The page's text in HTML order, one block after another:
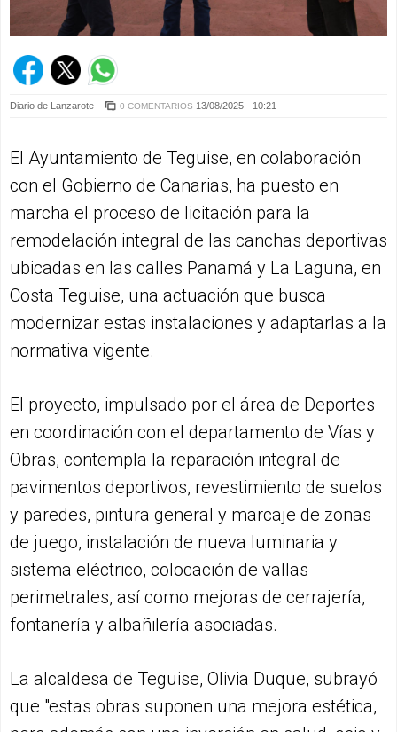
Diario de Lanzarote 0 COMENTARIOS 13/08/2025 - 10:21
El Ayuntamiento de Teguise, en colaboración
con el Gobierno de Canarias, ha puesto en
marcha el proceso de licitación para la
remodelación integral de las canchas deportivas
ubicadas en las calles Panamá y La Laguna, en
Costa Teguise, una actuación que busca
modernizar estas instalaciones y adaptarlas a la
normativa vigente.
El proyecto, impulsado por el área de Deportes
en coordinación con el departamento de Vías y
Obras, contempla la reparación integral de
pavimentos deportivos, revestimiento de suelos
y paredes, pintura general y marcaje de zonas
de juego, instalación de nueva luminaria y
sistema eléctrico, colocación de vallas
perimetrales, así como mejoras de cerrajería,
fontanería y albañilería asociadas.
La alcaldesa de Teguise, Olivia Duque, subrayó
que "estas obras suponen una mejora estética,